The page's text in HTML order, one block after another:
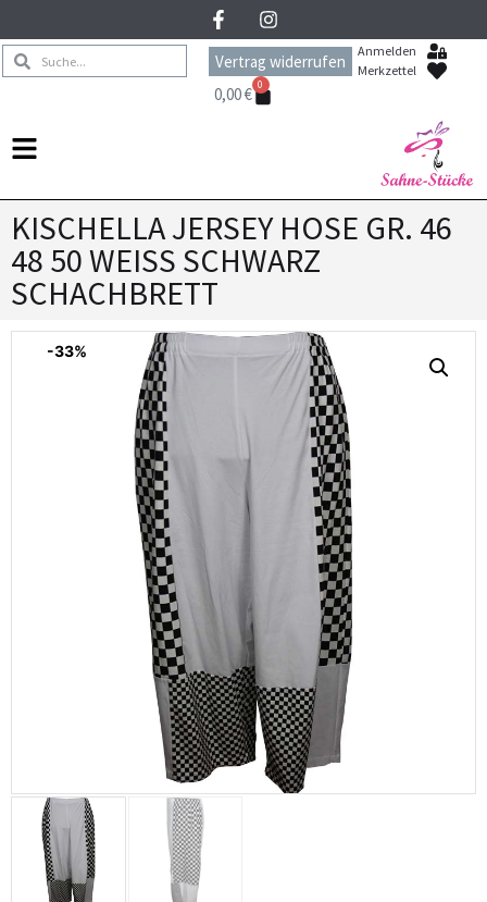
Vertrag widerrufen
Anmelden
Merkzettel
0,00€ 0
KISCHELLA JERSEY HOSE GR. 46
48 50 WEISS SCHWARZ
SCHACHBRETT
-33%